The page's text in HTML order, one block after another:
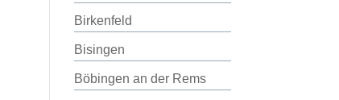
Birkenfeld
Bisingen
Böbingen an der Rems